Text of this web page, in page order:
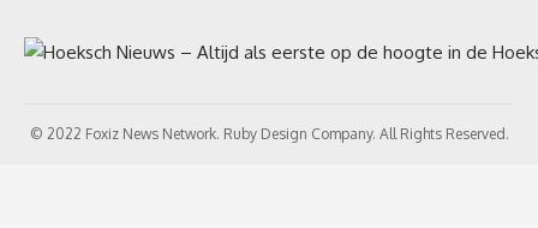
© 2022 Foxiz News Network. Ruby Design Company. All Rights Reserved.